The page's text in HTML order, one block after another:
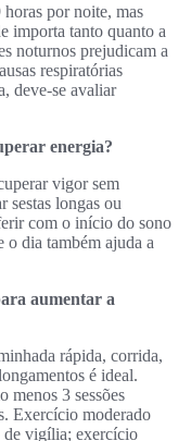
por noite, mas
importa tanto quanto a
noturnos prejudicam a
respiratórias
deve‑se avaliar
energia?
vigor sem
sestas longas ou
com o início do sono
o dia também ajuda a
aumentar a
rápida, corrida,
é ideal.
menos 3 sessões
Exercício moderado
de vigília; exercício